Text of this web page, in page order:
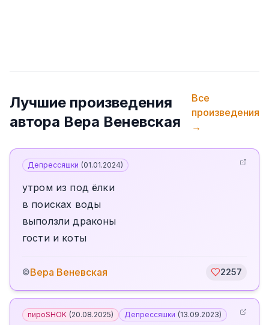
Лучшие произведения
автора Вера Веневская
Все
произведения
→
Депрессяшки (01.01.2024)
утром из под ёлки
в поисках воды
выползли драконы
гости и коты
©Вера Веневская 2257
пироSHOK (20.08.2025) Депрессяшки (13.09.2023)